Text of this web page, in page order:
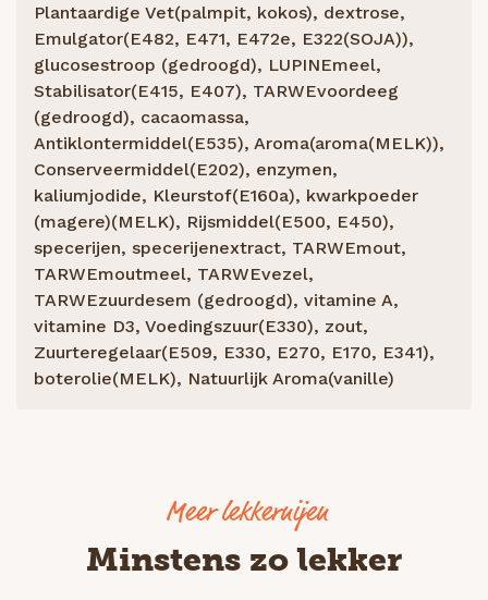
Plantaardige Vet(palmpit, kokos), dextrose,
Emulgator(E482, E471, E472e, E322(SOJA)),
glucosestroop (gedroogd), LUPINEmeel,
Stabilisator(E415, E407), TARWEvoordeeg
(gedroogd), cacaomassa,
Antiklontermiddel(E535), Aroma(aroma(MELK)),
Conserveermiddel(E202), enzymen,
kaliumjodide, Kleurstof(E160a), kwarkpoeder
(magere)(MELK), Rijsmiddel(E500, E450),
specerijen, specerijenextract, TARWEmout,
TARWEmoutmeel, TARWEvezel,
TARWEzuurdesem (gedroogd), vitamine A,
vitamine D3, Voedingszuur(E330), zout,
Zuurteregelaar(E509, E330, E270, E170, E341),
boterolie(MELK), Natuurlijk Aroma(vanille)
Minstens zo lekker